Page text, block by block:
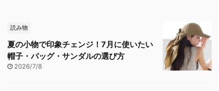
読み物
夏の小物で印象チェンジ！7月に使いたい
帽子・バッグ・サンダルの選び方
2026/7/8